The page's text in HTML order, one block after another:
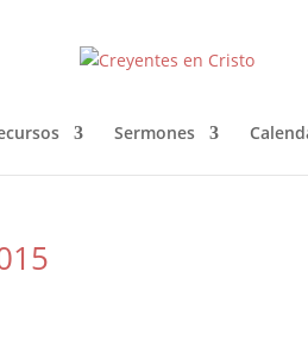
Sermones